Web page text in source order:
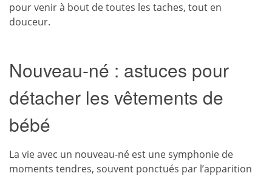
pour venir à bout de toutes les taches, tout en
douceur.
Nouveau-né : astuces pour
détacher les vêtements de
bébé
La vie avec un nouveau-né est une symphonie de
moments tendres, souvent ponctués par l’apparition